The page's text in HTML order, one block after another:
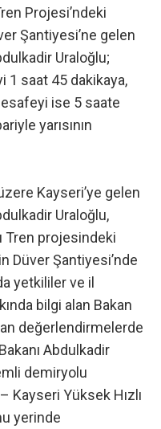
Projesi’ndeki
Şantiyesi’ne gelen
Uraloğlu;
1 saat 45 dakikaya,
ise 5 saate
yarısının
Kayseri’ye gelen
Uraloğlu,
Tren projesindeki
Düver Şantiyesi’nde
yetkililer ve il
bilgi alan Bakan
değerlendirmelerde
Abdulkadir
demiryolu
Kayseri Yüksek Hızlı
yerinde